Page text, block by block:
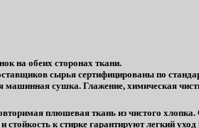
на обеих сторонах ткани.
сырья сертифицированы по
машинная сушка. Глажение, химическая
плюшевая ткань из чистого хлопка.
к стирке гарантируют легкий